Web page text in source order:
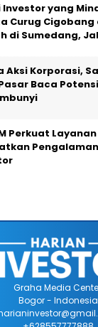
Investor yang
Curug Cigobang
di Sumedang,
Aksi Korporasi,
Baca
Perkuat
Graha Media
Bogor - Indonesia